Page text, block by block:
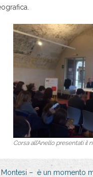
Corsa all’Anello presentati il
Montesi – è un